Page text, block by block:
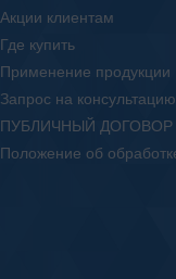
Акции клиентам
Где купить
Применение продукции
Запрос на консультацию
ПУБЛИЧНЫЙ ДОГОВОР